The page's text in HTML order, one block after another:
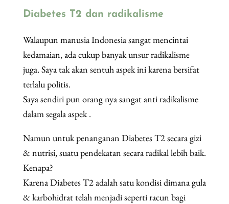
Diabetes T2 dan radikalisme
Walaupun manusia Indonesia sangat mencintai
kedamaian, ada cukup banyak unsur radikalisme
juga. Saya tak akan sentuh aspek ini karena bersifat
terlalu politis.
Saya sendiri pun orang nya sangat anti radikalisme
dalam segala aspek .
Namun untuk penanganan Diabetes T2 secara gizi
& nutrisi, suatu pendekatan secara radikal lebih baik.
Kenapa?
Karena Diabetes T2 adalah satu kondisi dimana gula
& karbohidrat telah menjadi seperti racun bagi